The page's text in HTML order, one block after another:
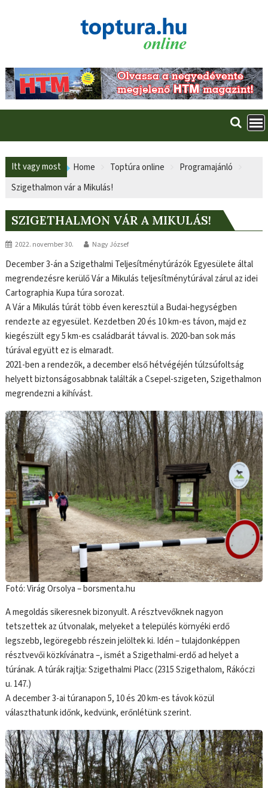
Itt vagy most Home Toptúra online
Programajánló
Szigethalmon vár a Mikulás!
SZIGETHALMON VÁR A MIKULÁS!
2022. november 30. Nagy József
December 3-án a Szigethalmi Teljesítménytúrázók Egyesülete által
megrendezésre kerülő Vár a Mikulás teljesítménytúrával zárul az idei
Cartographia Kupa túra sorozat.
A Vár a Mikulás túrát több éven keresztül a Budai-hegységben
rendezte az egyesület. Kezdetben 20 és 10 km-es távon, majd ez
kiegészült egy 5 km-es családbarát távval is. 2020-ban sok más
túrával együtt ez is elmaradt.
2021-ben a rendezők, a december első hétvégéjén túlzsúfoltság
helyett biztonságosabbnak találták a Csepel-szigeten, Szigethalmon
megrendezni a kihívást.
Fotó: Virág Orsolya – borsmenta.hu
A megoldás sikeresnek bizonyult. A résztvevőknek nagyon
tetszettek az útvonalak, melyeket a település környéki erdő
legszebb, legöregebb részein jelöltek ki. Idén – tulajdonképpen
résztvevői közkívánatra –, ismét a Szigethalmi-erdő ad helyet a
túrának. A túrák rajtja: Szigethalmi Placc (2315 Szigethalom, Rákóczi
u. 147.)
A december 3-ai túranapon 5, 10 és 20 km-es távok közül
választhatunk időnk, kedvünk, erőnlétünk szerint.